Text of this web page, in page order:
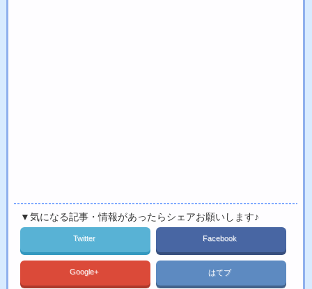
▼気になる記事・情報があったらシェアお願いします♪
Twitter Facebook
Google+ はてブ